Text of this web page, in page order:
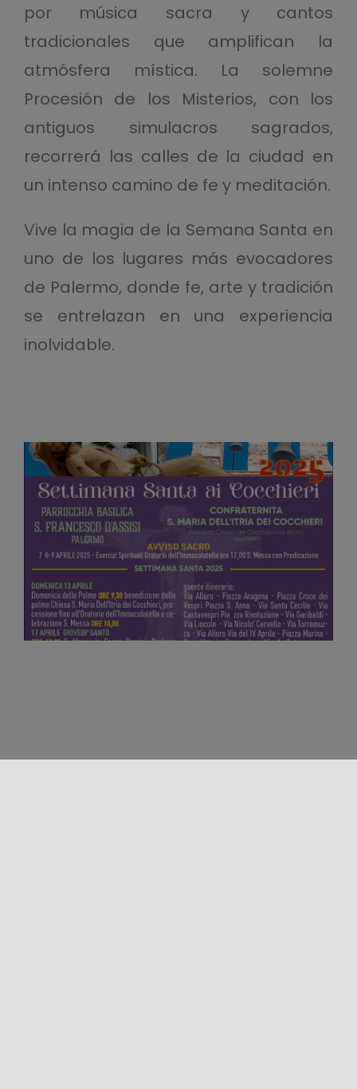
por música sacra y cantos
tradicionales que amplifican la
atmósfera mística. La solemne
Procesión de los Misterios, con los
antiguos simulacros sagrados,
recorrerá las calles de la ciudad en
un intenso camino de fe y meditación.
Vive la magia de la Semana Santa en
uno de los lugares más evocadores
de Palermo, donde fe, arte y tradición
se entrelazan en una experiencia
inolvidable.